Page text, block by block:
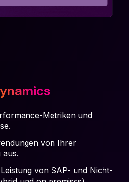
Metriken und
von Ihrer
aus.
von SAP- und Nicht-